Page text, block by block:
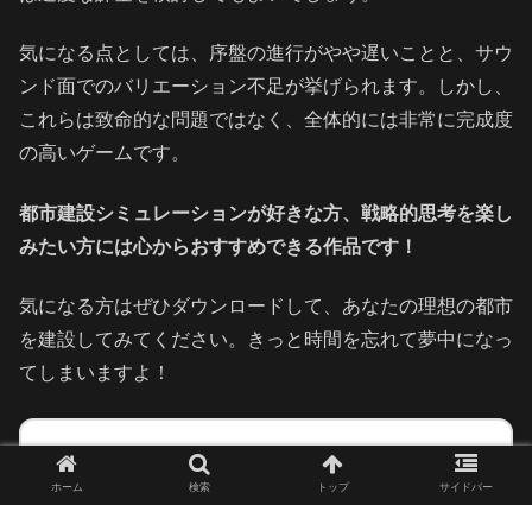
気になる点としては、序盤の進行がやや遅いことと、サウ
ンド面でのバリエーション不足が挙げられます。しかし、
これらは致命的な問題ではなく、全体的には非常に完成度
の高いゲームです。
都市建設シミュレーションが好きな方、戦略的思考を楽し
みたい方には心からおすすめできる作品です！
気になる方はぜひダウンロードして、あなたの理想の都市
を建設してみてください。きっと時間を忘れて夢中になっ
てしまいますよ！
シムシティ ビルドイット (SIMCITY
BUILDIT)
ホーム 検索 トップ サイドバー